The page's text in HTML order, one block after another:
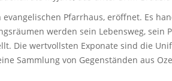
evangelischen Pfarrhaus, eröffnet. Es
werden sein Lebensweg, sein
Die wertvollsten Exponate sind die
Sammlung von Gegenständen aus